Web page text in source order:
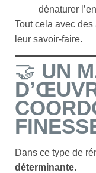
dénaturer
Tout cela avec
leur savoir-faire.
🤝 UN
Dans ce type de
déterminante.